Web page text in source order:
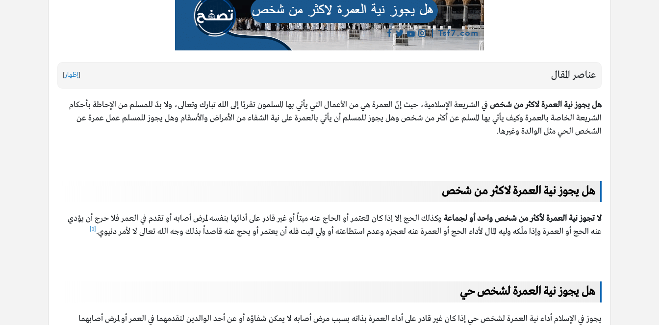
عناصر المقال [إظهار]
هل يجوز نية العمرة لاكثر من شخص في الشريعة الإسلامية، حيث إنّ العمرة هي من الأعمال التي يأتي بها المسلمون تقربًا إلى الله تبارك وتعالى، ولا بدّ للمسلم من الإحاطة بأحكام
الشريعة الخاصة بالعمرة وكيف يأتي بها المسلم عن أكثر من شخص وهل يجوز للمسلم أن يأتي بالعمرة على نية الشفاء من الأمراض والأسقام وهل يجوز للمسلم عمل عمرة عن
الشخص الحي مثل الوالدة وغيرها.
هل يجوز نية العمرة لاكثر من شخص
لا تجوز نية العمرة لأكثر من شخص واحد أو لجماعة وكذلك الحج إلا إذا كان المعتمر أو الحاج عنه ميتاً أو غير قادر على أدائها بنفسه لمرض أصابه أو تقدم في العمر فلا حرج أن يؤدي
عنه الحج أو العمرة وإذا ملّكه وليه المال لأداء الحج أو العمرة عنه لعجزه وعدم استطاعته أو ولي الميت فله أن يعتمر أو يحج عنه قاصداً بذلك وجه الله تعالى لا لأمر دنيوي.[1]
هل يجوز نية العمرة لشخص حي
يجوز في الإسلام أداء نية العمرة لشخص حي إذا كان غير قادر على أداء العمرة بذاته بسبب مرض أصابه لا يمكن شفاؤه أو عن أحد الوالدين لتقدمهما في العمر أو لمرض أصابهما